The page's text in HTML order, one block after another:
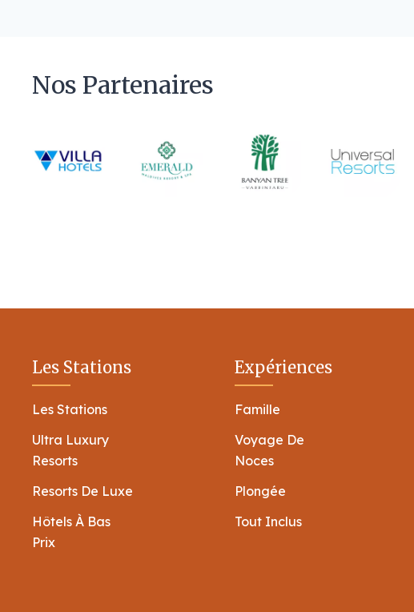
Nos Partenaires
Les Stations
Les Stations
Ultra Luxury
Resorts
Resorts De Luxe
Hôtels À Bas
Prix
Expériences
Famille
Voyage De
Noces
Plongée
Tout Inclus